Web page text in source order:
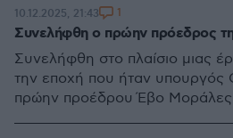
Συνελήφθη ο πρώην πρόεδρος
Συνελήφθη στο πλαίσιο μιας
την εποχή που ήταν υπουργός
πρώην προέδρου Έβο Μοράλες
10.12.2025, 21:43 1